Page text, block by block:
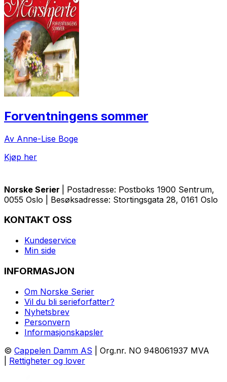
Forventningens sommer
Av Anne-Lise Boge
Kjøp her
Norske Serier
| Postadresse: Postboks 1900 Sentrum,
0055 Oslo | Besøksadresse: Stortingsgata 28, 0161 Oslo
KONTAKT OSS
Kundeservice
Min side
INFORMASJON
Om Norske Serier
Vil du bli serieforfatter?
Nyhetsbrev
Personvern
Informasjonskapsler
© Cappelen Damm AS | Org.nr. NO 948061937 MVA
Rettigheter og lover